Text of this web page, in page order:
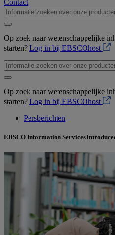
Contact
Op zoek naar wetenschappelijke
starten? Log in bij EBSCOhost
Op zoek naar wetenschappelijke
starten? Log in bij EBSCOhost
Persberichten
EBSCO Information Services